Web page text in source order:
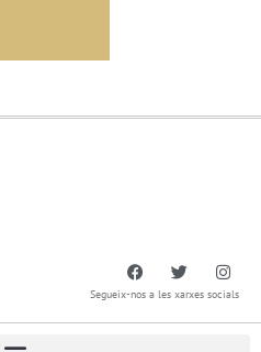
Segueix-nos a les xarxes socials